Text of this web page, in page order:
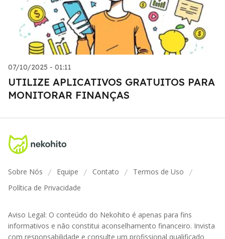
07/10/2025 - 01:11
UTILIZE APLICATIVOS GRATUITOS PARA
MONITORAR FINANÇAS
Sobre Nós / Equipe / Contato / Termos de Uso /
Política de Privacidade
Aviso Legal: O conteúdo do Nekohito é apenas para fins
informativos e não constitui aconselhamento financeiro. Invista
com responsabilidade e consulte um profissional qualificado